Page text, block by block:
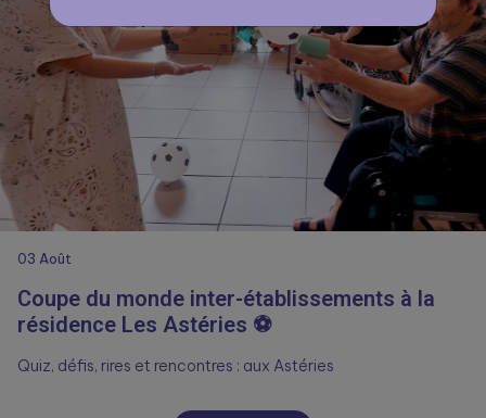
03 Août
Coupe du monde inter-établissements à la
résidence Les Astéries ⚽
Quiz, défis, rires et rencontres : aux Astéries